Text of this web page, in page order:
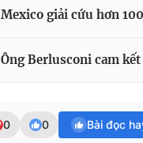
Mexico giải cứu hơn
Ông Berlusconi cam
0 0 Bài đọc